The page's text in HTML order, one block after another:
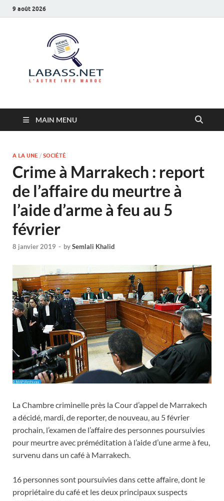
9 août 2026
MAIN MENU
A LA UNE / SOCIÉTÉ
Crime à Marrakech : report
de l’affaire du meurtre à
l’aide d’arme à feu au 5
février
8 janvier 2019 - bySemlali Khalid
La Chambre criminelle près la Cour d’appel de Marrakech
a décidé, mardi, de reporter, de nouveau, au 5 février
prochain, l’examen de l’affaire des personnes poursuivies
pour meurtre avec préméditation à l’aide d’une arme à feu,
survenu dans un café à Marrakech.
16 personnes sont poursuivies dans cette affaire, dont le
propriétaire du café et les deux principaux suspects